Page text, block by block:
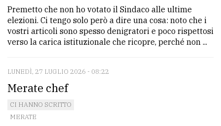
PRIVACY
policy
Cookie
policy
Premetto che non ho votato il Sindaco alle ultime
elezioni. Ci tengo solo però a dire una cosa: noto che i
vostri articoli sono spesso denigratori e poco rispettosi
verso la carica istituzionale che ricopre, perché non ...
LUNEDÌ, 27 LUGLIO 2026 - 08:22
Merate chef
CI HANNO SCRITTO
MERATE